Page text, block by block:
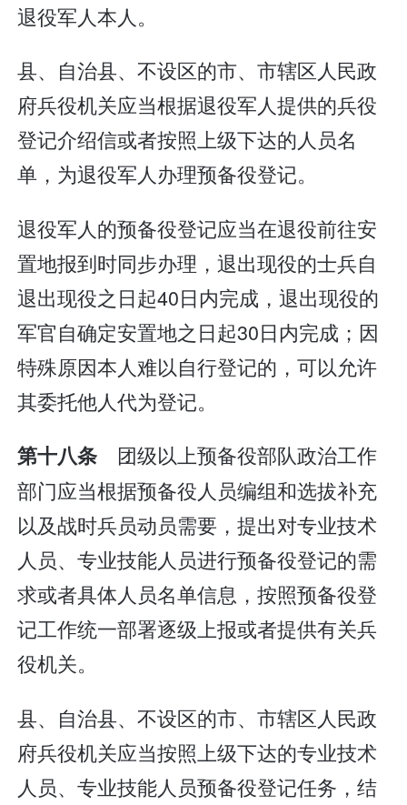
退役军人本人。
县、自治县、不设区的市、市辖区人民政
府兵役机关应当根据退役军人提供的兵役
登记介绍信或者按照上级下达的人员名
单，为退役军人办理预备役登记。
退役军人的预备役登记应当在退役前往安
置地报到时同步办理，退出现役的士兵自
退出现役之日起40日内完成，退出现役的
军官自确定安置地之日起30日内完成；因
特殊原因本人难以自行登记的，可以允许
其委托他人代为登记。
第十八条 团级以上预备役部队政治工作
部门应当根据预备役人员编组和选拔补充
以及战时兵员动员需要，提出对专业技术
人员、专业技能人员进行预备役登记的需
求或者具体人员名单信息，按照预备役登
记工作统一部署逐级上报或者提供有关兵
役机关。
县、自治县、不设区的市、市辖区人民政
府兵役机关应当按照上级下达的专业技术
人员、专业技能人员预备役登记任务，结